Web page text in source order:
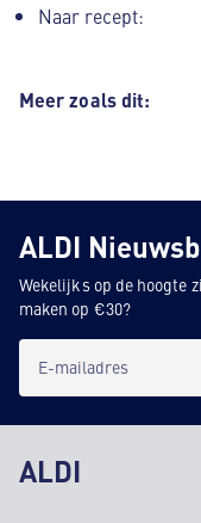
Naar recept:
Meer zoals dit:
ALDI
Wekelijks op de hoogte
maken op €30?
E-mailadres
ALDI